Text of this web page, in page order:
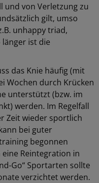
und von Verletzung zu
gilt, umso
unhappy triad,
ist die
das Knie häufig (mit
Wochen durch Krücken
unterstützt (bzw. im
werden. Im Regelfall
Zeit wieder sportlich
bei guter
begonnen
Reintegration in
Go“ Sportarten sollte
verzichtet werden.